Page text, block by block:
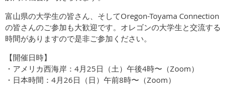
富山県の大学生の皆さん、そしてOregon-Toyama Connection
の皆さんのご参加も大歓迎です。オレゴンの大学生と交流する
時間がありますので是非ご参加ください。
【開催日時】
・アメリカ西海岸：4月25日（土）午後4時〜（Zoom）
・日本時間：4月26日（日）午前8時〜（Zoom）